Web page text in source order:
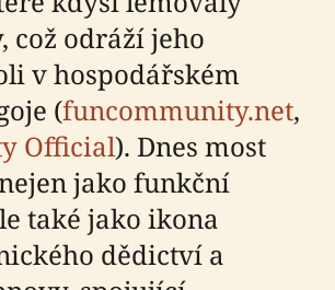
což odráží jeho
v hospodářském
(funcommunity.net,
Official). Dnes most
jako funkční
také jako ikona
dědictví a